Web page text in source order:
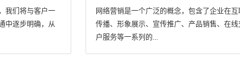
我们将与客户一
中逐步明确，从
网络营销是一个广泛的概念，包含了企业在
传播、形象展示、宣传推广、产品销售、在
户服务等一系列的...